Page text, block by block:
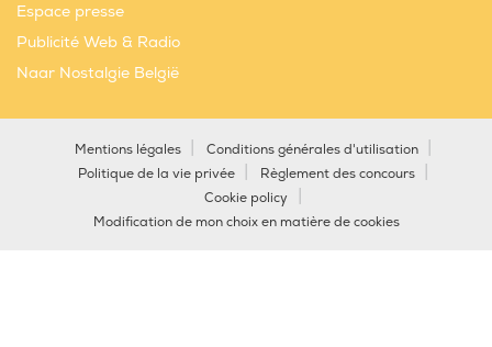
Espace presse
Publicité Web & Radio
Naar Nostalgie België
Mentions légales
Conditions générales d'utilisation
Politique de la vie privée
Règlement des concours
Cookie policy
Modification de mon choix en matière de cookies